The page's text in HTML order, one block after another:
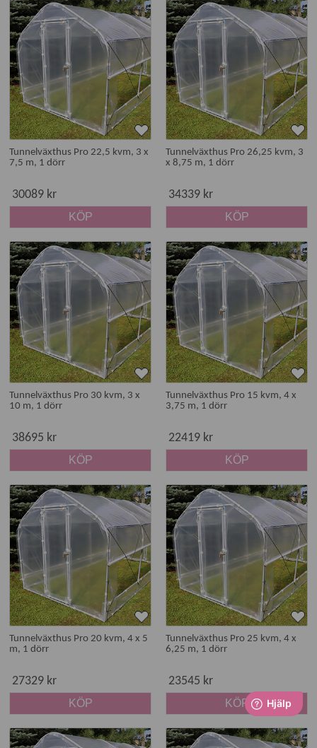
Tunnelväxthus Pro 22,5 kvm, 3 x
7,5 m, 1 dörr
30089 kr
KÖP
Tunnelväxthus Pro 26,25 kvm, 3
x 8,75 m, 1 dörr
34339 kr
KÖP
Tunnelväxthus Pro 30 kvm, 3 x
10 m, 1 dörr
38695 kr
KÖP
Tunnelväxthus Pro 15 kvm, 4 x
3,75 m, 1 dörr
22419 kr
KÖP
Tunnelväxthus Pro 20 kvm, 4 x 5
m, 1 dörr
27329 kr
KÖP
Tunnelväxthus Pro 25 kvm, 4 x
6,25 m, 1 dörr
23545 kr
KÖP